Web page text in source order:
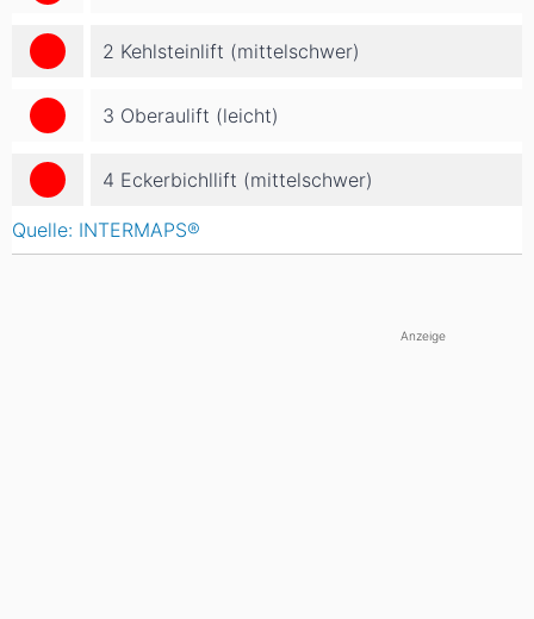
2 Kehlsteinlift (mittelschwer)
3 Oberaulift (leicht)
4 Eckerbichllift (mittelschwer)
Quelle: INTERMAPS®
Anzeige